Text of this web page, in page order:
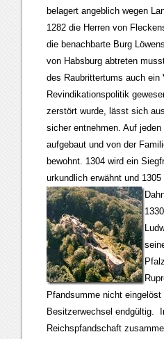
belagert angeblich wegen
1282 die Herren von
die benachbarte Burg
von Habsburg abtreten
des Raubrittertums auch ein
Revindikationspolitik
zerstört wurde, lässt sich
sicher entnehmen. Auf
aufgebaut und von der
bewohnt. 1304 wird ein
urkundlich erwähnt und
Pfandsumme nicht eingelöst
Besitzerwechsel endgültig.
Reichspfandschaft